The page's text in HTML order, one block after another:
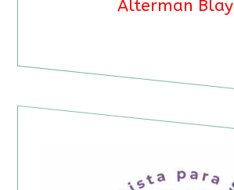
Alterman Blay